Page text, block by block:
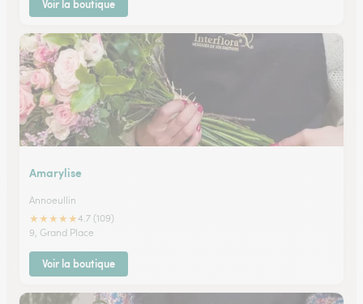
Voir la boutique
Amarylise
Annoeullin
★★★★★4.7 (109)
9, Grand Place
Voir la boutique